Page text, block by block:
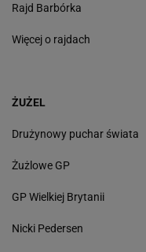
Rajd Barbórka
Więcej o rajdach
ŻUŻEL
Drużynowy puchar świata
Żużlowe GP
GP Wielkiej Brytanii
Nicki Pedersen